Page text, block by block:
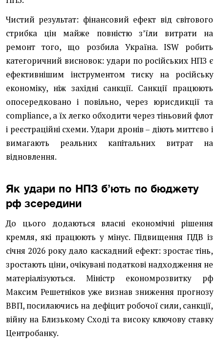
Чистий результат: фінансовий ефект від світового
стрибка цін майже повністю з’їли витрати на
ремонт того, що розбила Україна. ISW робить
категоричний висновок: удари по російських НПЗ є
ефективнішим інструментом тиску на російську
економіку, ніж західні санкції. Санкції працюють
опосередковано і повільно, через юрисдикції та
compliance, а їх легко обходити через тіньовий флот
і реєстраційні схеми. Удари дронів – діють миттєво і
вимагають реальних капітальних витрат на
відновлення.
Як удари по НПЗ б’ють по бюджету
рф зсередини
До цього додаються власні економічні рішення
кремля, які працюють у мінус. Підвищення ПДВ із
січня 2026 року дало каскадний ефект: зростає тінь,
зростають ціни, очікувані податкові надходження не
матеріалізуються. Міністр економрозвитку рф
Максим Решетніков уже визнав зниження прогнозу
ВВП, посилаючись на дефіцит робочої сили, санкції,
війну на Близькому Сході та високу ключову ставку
Центробанку.